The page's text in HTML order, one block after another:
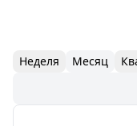
Неделя Месяц